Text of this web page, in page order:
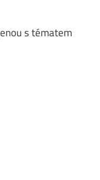
s tématem